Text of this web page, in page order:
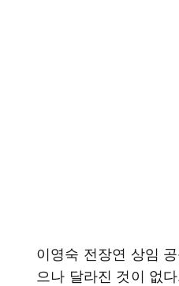
이영숙 전장연 상임
으나 달라진 것이 없